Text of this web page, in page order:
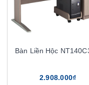
Bàn Liền Hộc
2.908.000₫